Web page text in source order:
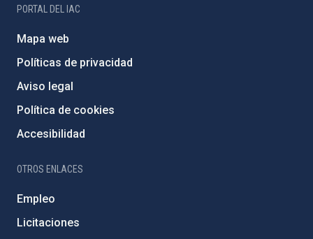
PORTAL DEL IAC
Mapa web
Políticas de privacidad
Aviso legal
Política de cookies
Accesibilidad
OTROS ENLACES
Empleo
Licitaciones